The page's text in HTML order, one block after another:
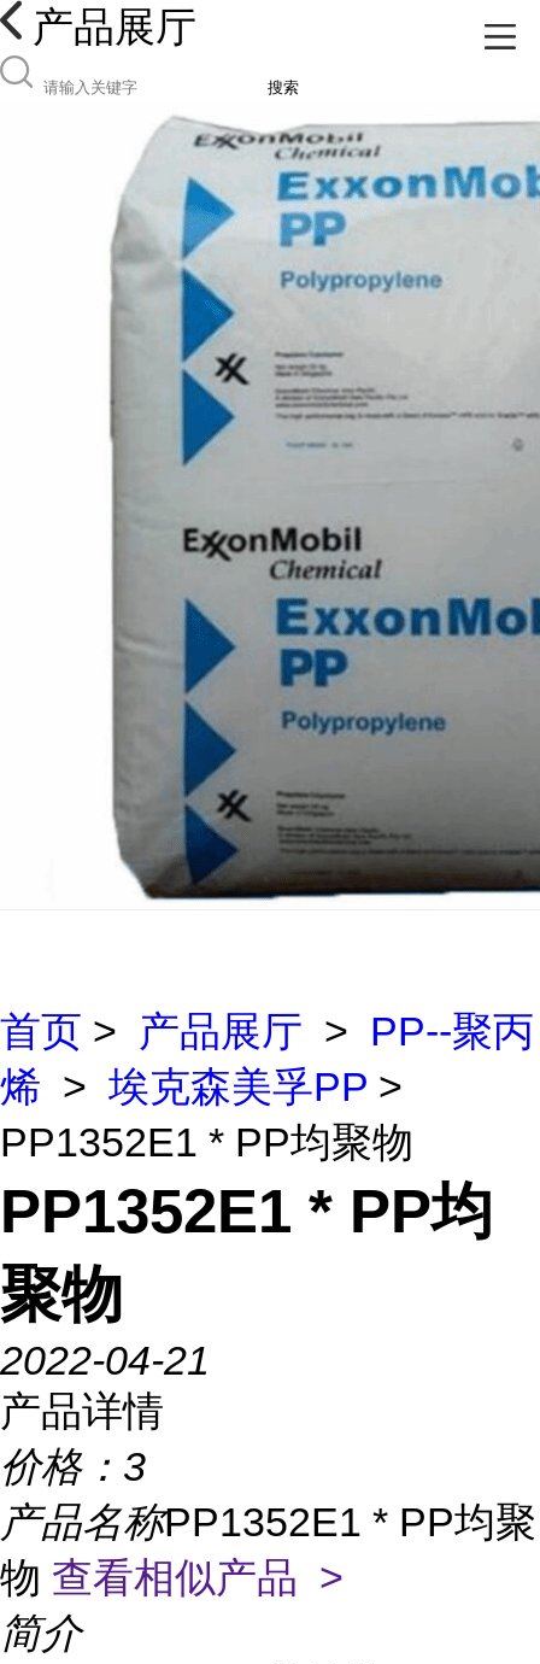
产品展厅
搜索
首页 > 产品展厅 > PP--聚丙
烯 > 埃克森美孚PP >
PP1352E1 * PP均聚物
PP1352E1 * PP均
聚物
2022-04-21
产品详情
价格： 3
产品名称PP1352E1 * PP均聚
物 查看相似产品 >
简介